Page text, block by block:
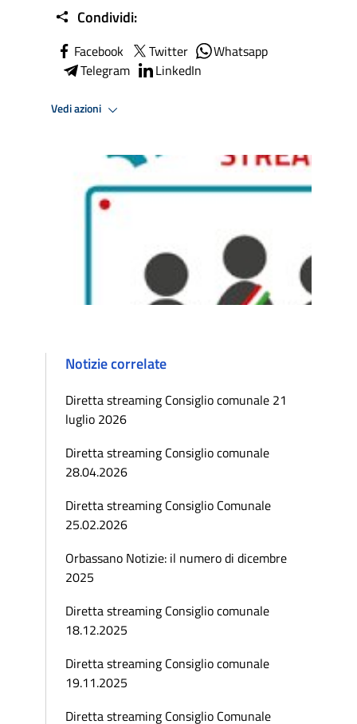
Condividi:
Facebook Twitter
Whatsapp
Telegram
LinkedIn
Vedi azioni
Notizie correlate
Diretta streaming Consiglio comunale 21
luglio 2026
Diretta streaming Consiglio comunale
28.04.2026
Diretta streaming Consiglio Comunale
25.02.2026
Orbassano Notizie: il numero di dicembre
2025
Diretta streaming Consiglio comunale
18.12.2025
Diretta streaming Consiglio comunale
19.11.2025
Diretta streaming Consiglio Comunale